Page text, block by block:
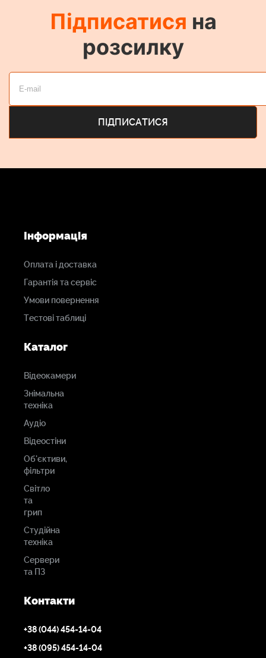
Підписатися на
розсилку
Інформація
Оплата і доставка
Гарантія та сервіс
Умови повернення
Тестові таблиці
Каталог
Відеокамери
Знімальна
техніка
Аудіо
Відеостіни
Об'єктиви,
фільтри
Світло
та
грип
Студійна
техніка
Сервери
та ПЗ
Контакти
+38 (044) 454-14-04
+38 (095) 454-14-04